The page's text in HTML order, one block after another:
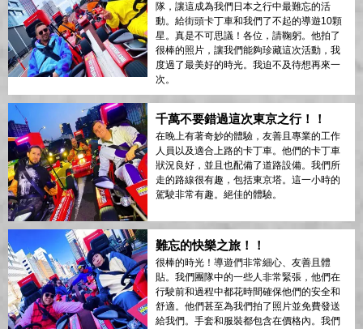
隊，讓這成為我們日本之行中最難忘的活
動。給街頭卡丁車和我們了不起的導遊10顆
星。真是不可思議！各位，請鞠躬。他拍了
很棒的照片，讓我們能夠珍藏這次活動，我
度過了最美好的時光。我迫不及待想再來一
次。
千萬不要錯過這次東京之行！！
在晚上有著奇妙的體驗，友善且專業的工作
人員以及適合上路的卡丁車。他們的卡丁車
狀況良好，並且也配備了道路設備。我們所
走的路線很有趣，包括東京塔。這一小時的
駕駛非常有趣。絕佳的體驗。
難忘的快樂之旅！！
很棒的時光！導遊們非常細心、友善且體
貼。我們團隊中的一些人非常緊張，他們在
行駛前和過程中都花時間確保他們的安全和
舒適。他們甚至為我們拍了照片並免費發送
給我們。手套和服裝都包含在價格內。我們